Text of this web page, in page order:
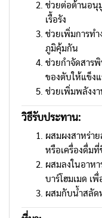
ช่วยต่อต้านอนุ
เรื้อรัง
ช่วยเพิ่มการทำ
ภูมิคุ้มกัน
ช่วยกำจัดสาร
ของตับให้แข็งแ
ช่วยเพิ่มพลังง
วิธีรับประทาน:
ผสมผงสาหร่า
หรือเครื่องดื่ม
ผสมลงในอาห
บาร์โฮมเมด เ
ผสมกับน้ำสลัด